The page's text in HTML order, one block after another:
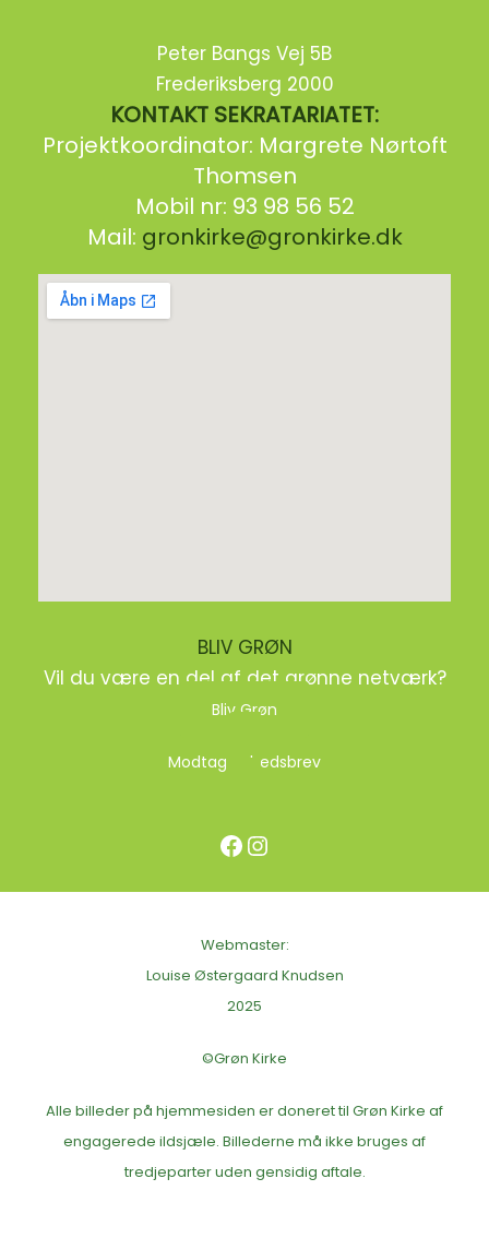
Peter Bangs Vej 5B
Frederiksberg 2000
KONTAKT SEKRATARIATET:
Projektkoordinator: Margrete Nørtoft
Thomsen
Mobil nr: 93 98 56 52
Mail: gronkirke@gronkirke.dk
BLIV GRØN
Vil du være en del af det grønne netværk?
Bliv Grøn
Modtag nyhedsbrev
Facebook Instagram
Webmaster:
Louise Østergaard Knudsen
2025
©Grøn Kirke
Alle billeder på hjemmesiden er doneret til Grøn Kirke af
engagerede ildsjæle. Billederne må ikke bruges af
tredjeparter uden gensidig aftale.